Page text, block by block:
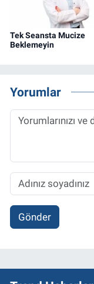
Tek Seansta Mucize
Beklemeyin
Yorumlar
Gönder